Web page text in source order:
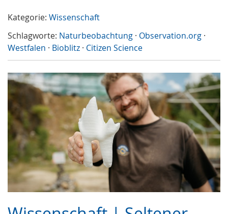
Kategorie: Wissenschaft
Schlagworte: Naturbeobachtung · Observation.org ·
Westfalen · Bioblitz · Citizen Science